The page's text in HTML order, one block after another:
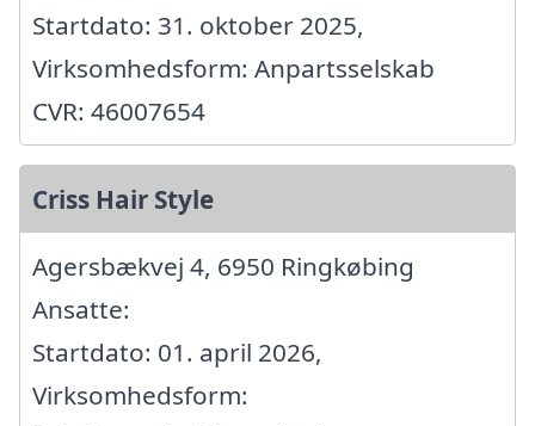
Startdato: 31. oktober 2025,
Virksomhedsform: Anpartsselskab
CVR: 46007654
Criss Hair Style
Agersbækvej 4, 6950 Ringkøbing
Ansatte:
Startdato: 01. april 2026,
Virksomhedsform: